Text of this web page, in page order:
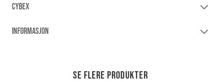
CYBEX
INFORMASJON
Se flere produkter